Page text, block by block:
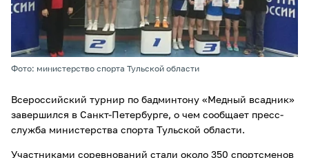
Фото: министерство спорта Тульской области
Всероссийский турнир по бадминтону «Медный всадник»
завершился в Санкт-Петербурге, о чем сообщает пресс-
служба министерства спорта Тульской области.
Участниками соревнований стали около 350 спортсменов